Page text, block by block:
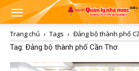
Trang chủ Tags
Đảng bộ thành phố
Tag: Đảng bộ thành phố Cần Thơ